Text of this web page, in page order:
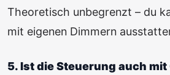
Theoretisch unbegrenzt – du
mit eigenen Dimmern
5. Ist die Steuerung auch mit